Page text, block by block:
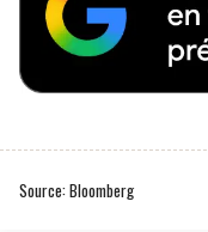
Source: Bloomberg